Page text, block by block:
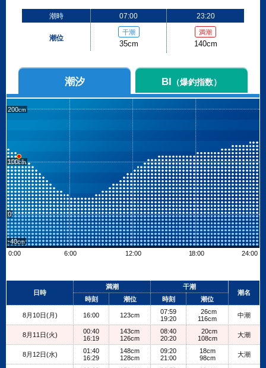
潮時
潮位
07:00
干潮
35cm
23:20
満潮
140cm
潮汐 BI （爆釣指数）
200
100
0
-40
0:00
6:00 12:00 18:00 24:00
+
日時
満潮
干潮
潮名
時刻
潮位 時刻 潮位
8月10日(月) 16:00 123cm
07:59
19:20
26cm
116cm
中潮
8月11日(火)
00:40
16:19
143cm
126cm
08:40
20:20
20cm
108cm
大潮
8月12日(水)
01:40
16:29
148cm
128cm
09:20
21:00
18cm
98cm
大潮